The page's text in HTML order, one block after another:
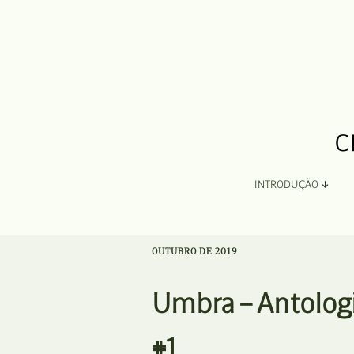
INTRODUÇÃO
Ficha Técnica e Apoios
OUTUBRO DE 2019
Umbra –